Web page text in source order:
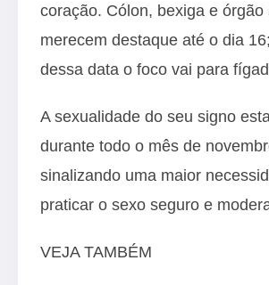
coração. Cólon, bexiga e órgão
merecem destaque até o dia
dessa data o foco vai para
A sexualidade do seu signo
durante todo o mês de
sinalizando uma maior
praticar o sexo seguro e
VEJA TAMBÉM